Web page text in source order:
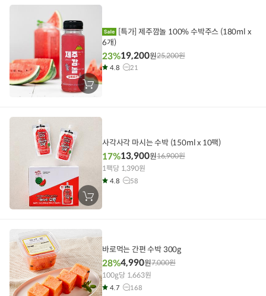
에
장
바
에
6개)
23%19,200원25,200원
4.8 21
장
바
에
담
기
사각사각 마시는 수박 (150ml x 10팩)
17%13,900원16,900원
1팩당 1,390원
4.8 58
바로먹는 간편 수박 300g
28%4,990원7,000원
100g당 1,663원
4.7 168